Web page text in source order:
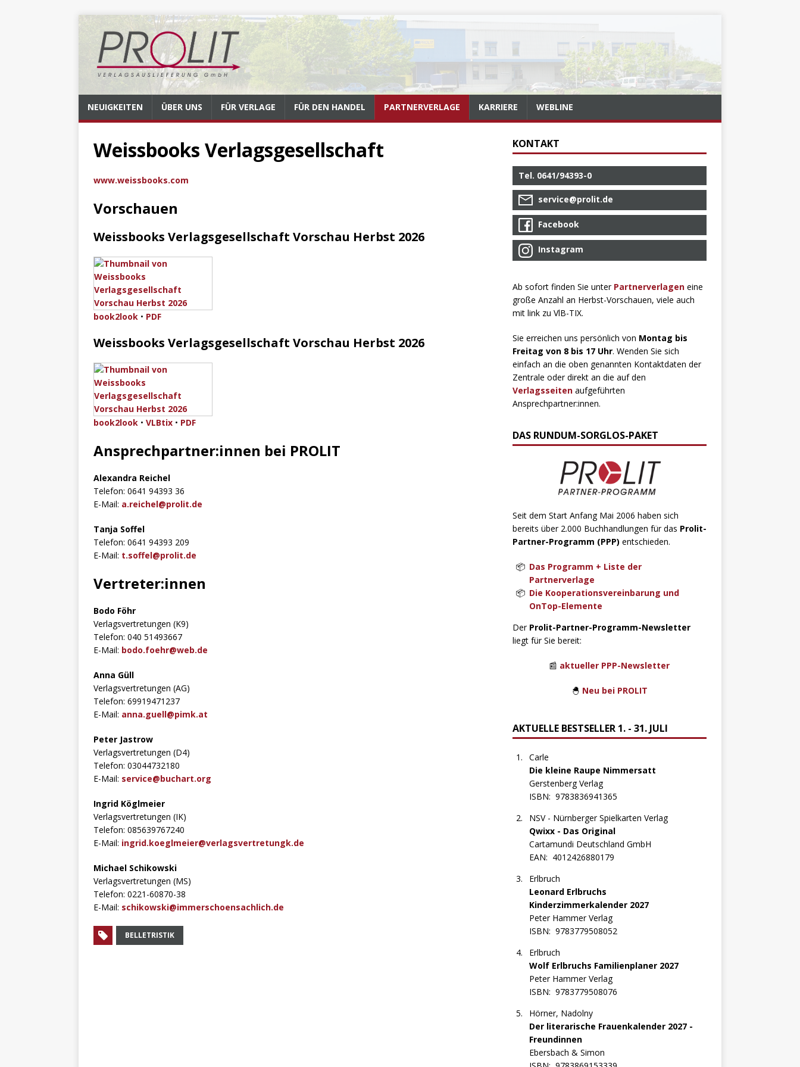
NEUIGKEITEN ÜBER UNS FÜR VERLAGE FÜR DEN HANDEL PARTNERVERLAGE KARRIERE WEBLINE
Weissbooks Verlagsgesellschaft
www.weissbooks.com
Vorschauen
Weissbooks Verlagsgesellschaft Vorschau Herbst 2026
book2look • PDF
Weissbooks Verlagsgesellschaft Vorschau Herbst 2026
book2look • VLBtix • PDF
Ansprechpartner:innen bei PROLIT
Alexandra Reichel
Telefon: 0641 94393 36
E-Mail: a.reichel@prolit.de
Tanja Soffel
Telefon: 0641 94393 209
E-Mail: t.soffel@prolit.de
Vertreter:innen
Bodo Föhr
Verlagsvertretungen (K9)
Telefon: 040 51493667
E-Mail: bodo.foehr@web.de
Anna Güll
Verlagsvertretungen (AG)
Telefon: 69919471237
E-Mail: anna.guell@pimk.at
Peter Jastrow
Verlagsvertretungen (D4)
Telefon: 03044732180
E-Mail: service@buchart.org
Ingrid Köglmeier
Verlagsvertretungen (IK)
Telefon: 085639767240
E-Mail: ingrid.koeglmeier@verlagsvertretungk.de
Michael Schikowski
Verlagsvertretungen (MS)
Telefon: 0221-60870-38
E-Mail: schikowski@immerschoensachlich.de
BELLETRISTIK
KONTAKT
Tel. 0641/94393-0
service@prolit.de
Facebook
Instagram
Ab sofort finden Sie unter Partnerverlageneine
große Anzahl an Herbst-Vorschauen, viele auch
mit link zu VlB-TIX.
Sie erreichen uns persönlich von Montag bis
Freitag von 8 bis 17 Uhr. Wenden Sie sich
einfach an die oben genannten Kontaktdaten der
Zentrale oder direkt an die auf den
Verlagsseitenaufgeführten
Ansprechpartner:innen.
DAS RUNDUM-SORGLOS-PAKET
Seit dem Start Anfang Mai 2006 haben sich
bereits über 2.000 Buchhandlungen für das Prolit-
Partner-Programm (PPP) entschieden.
Das Programm + Liste der
Partnerverlage
Die Kooperationsvereinbarung und
OnTop-Elemente
Der Prolit-Partner-Programm-Newsletter
liegt für Sie bereit:
📰 aktueller PPP-Newsletter
🐣 Neu bei PROLIT
AKTUELLE BESTSELLER 1. - 31. JULI
Carle
Die kleine Raupe Nimmersatt
Gerstenberg Verlag
ISBN: 9783836941365
NSV - Nürnberger Spielkarten Verlag
Qwixx - Das Original
Cartamundi Deutschland GmbH
EAN: 4012426880179
Erlbruch
Leonard Erlbruchs
Kinderzimmerkalender 2027
Peter Hammer Verlag
ISBN: 9783779508052
Erlbruch
Wolf Erlbruchs Familienplaner 2027
Peter Hammer Verlag
ISBN: 9783779508076
Hörner, Nadolny
Der literarische Frauenkalender 2027 -
Freundinnen
Ebersbach & Simon